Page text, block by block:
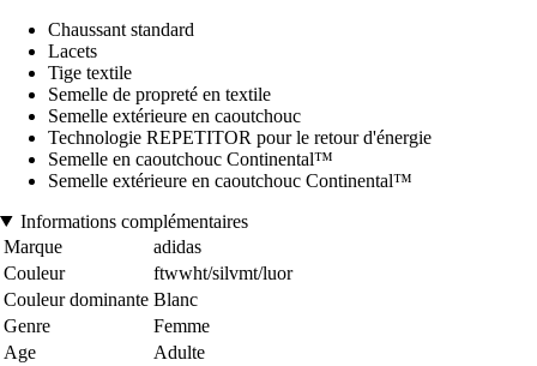
Chaussant standard
Lacets
Tige textile
Semelle de propreté en textile
Semelle extérieure en caoutchouc
Technologie REPETITOR pour le retour d'énergie
Semelle en caoutchouc Continental™
Semelle extérieure en caoutchouc Continental™
Informations complémentaires
Marque
adidas
Couleur
ftwwht/silvmt/luor
Couleur dominante Blanc
Genre
Femme
Age
Adulte